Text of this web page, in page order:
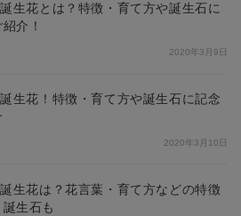
生花とは？特徴・育て方や誕生石に
介！
2020年3月9日
生花！特徴・育て方や誕生石に記念
2020年3月10日
生花は？花言葉・育て方などの特徴
生石も